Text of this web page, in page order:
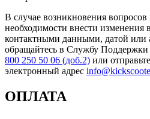
В случае возникновения вопросов
необходимости внести изменения
контактными данными, датой или
обращайтесь в Службу
800 250 50 06 (доб.2) или
электронный адрес
ОПЛАТА